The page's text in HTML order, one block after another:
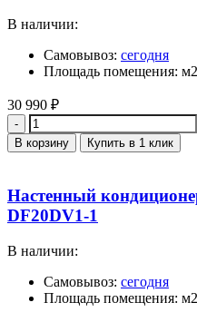
В наличии:
Самовывоз: сегодня
Площадь помещения: м2
30 990 ₽
Количество
В корзину Купить в 1 клик
Настенный
DF20DV1-1
В наличии:
Самовывоз: сегодня
Площадь помещения: м2